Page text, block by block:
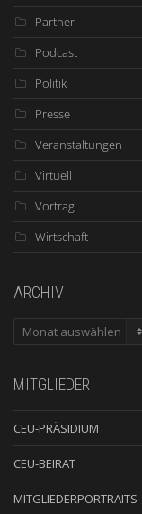
Partner
Podcast
Politik
Presse
Veranstaltungen
Virtuell
Vortrag
Wirtschaft
ARCHIV
ARCHIV
MITGLIEDER
CEU-PRÄSIDIUM
CEU-BEIRAT
MITGLIEDERPORTRAITS